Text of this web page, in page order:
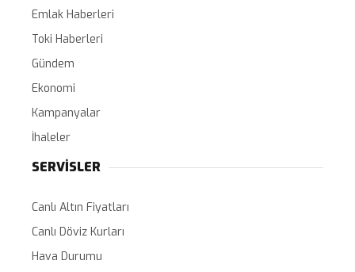
Emlak Haberleri
Toki Haberleri
Gündem
Ekonomi
Kampanyalar
İhaleler
SERVİSLER
Canlı Altın Fiyatları
Canlı Döviz Kurları
Hava Durumu